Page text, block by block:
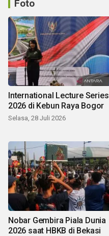
Foto
International Lecture Series
2026 di Kebun Raya Bogor
Selasa, 28 Juli 2026
Nobar Gembira Piala Dunia
2026 saat HBKB di Bekasi